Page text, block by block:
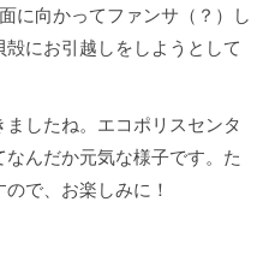
に向かってファンサ（？）し
にお引越しをしようとして
したね。エコポリスセンタ
んだか元気な様子です。た
で、お楽しみに！